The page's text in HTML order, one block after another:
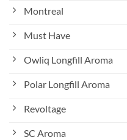
Montreal
Must Have
Owliq Longfill Aroma
Polar Longfill Aroma
Revoltage
SC Aroma